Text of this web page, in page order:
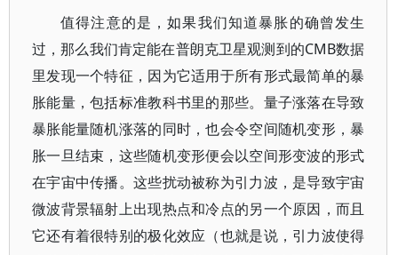
值得注意的是，如果我们知道暴胀的确曾发生
过，那么我们肯定能在普朗克卫星观测到的CMB数据
里发现一个特征，因为它适用于所有形式最简单的暴
胀能量，包括标准教科书里的那些。量子涨落在导致
暴胀能量随机涨落的同时，也会令空间随机变形，暴
胀一旦结束，这些随机变形便会以空间形变波的形式
在宇宙中传播。这些扰动被称为引力波，是导致宇宙
微波背景辐射上出现热点和冷点的另一个原因，而且
它还有着很特别的极化效应（也就是说，引力波使得